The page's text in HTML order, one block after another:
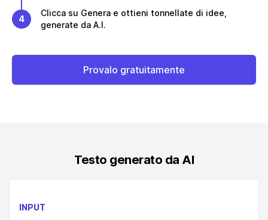
4
Clicca su Genera e ottieni tonnellate di idee,
generate da A.I.
Provalo gratuitamente
Testo generato da AI
INPUT